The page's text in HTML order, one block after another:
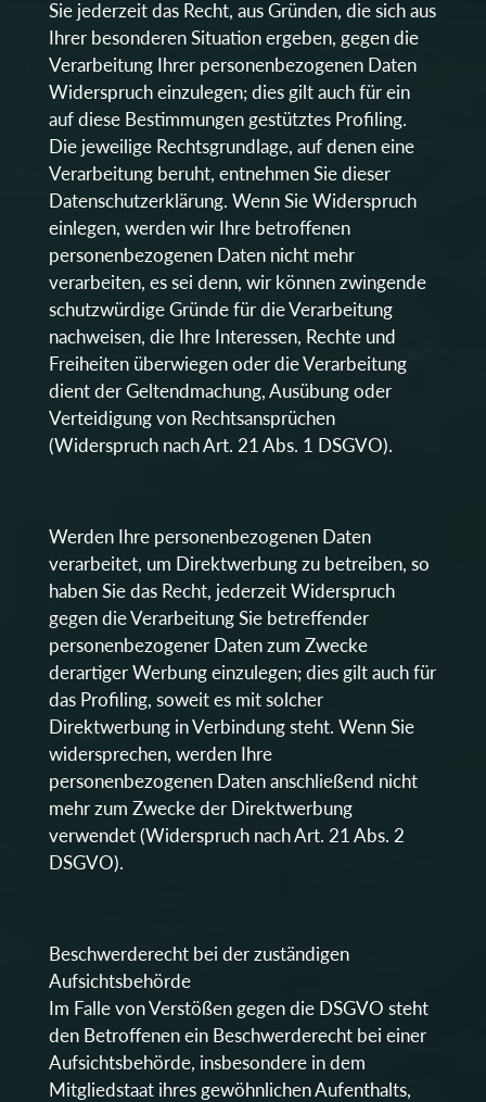
Sie jederzeit das Recht, aus Gründen, die sich aus
Ihrer besonderen Situation ergeben, gegen die
Verarbeitung Ihrer personenbezogenen Daten
Widerspruch einzulegen; dies gilt auch für ein
auf diese Bestimmungen gestütztes Profiling.
Die jeweilige Rechtsgrundlage, auf denen eine
Verarbeitung beruht, entnehmen Sie dieser
Datenschutzerklärung. Wenn Sie Widerspruch
einlegen, werden wir Ihre betroffenen
personenbezogenen Daten nicht mehr
verarbeiten, es sei denn, wir können zwingende
schutzwürdige Gründe für die Verarbeitung
nachweisen, die Ihre Interessen, Rechte und
Freiheiten überwiegen oder die Verarbeitung
dient der Geltendmachung, Ausübung oder
Verteidigung von Rechtsansprüchen
(Widerspruch nach Art. 21 Abs. 1 DSGVO).
Werden Ihre personenbezogenen Daten
verarbeitet, um Direktwerbung zu betreiben, so
haben Sie das Recht, jederzeit Widerspruch
gegen die Verarbeitung Sie betreffender
personenbezogener Daten zum Zwecke
derartiger Werbung einzulegen; dies gilt auch für
das Profiling, soweit es mit solcher
Direktwerbung in Verbindung steht. Wenn Sie
widersprechen, werden Ihre
personenbezogenen Daten anschließend nicht
mehr zum Zwecke der Direktwerbung
verwendet (Widerspruch nach Art. 21 Abs. 2
DSGVO).
Beschwerderecht bei der zuständigen
Aufsichtsbehörde
Im Falle von Verstößen gegen die DSGVO steht
den Betroffenen ein Beschwerderecht bei einer
Aufsichtsbehörde, insbesondere in dem
Mitgliedstaat ihres gewöhnlichen Aufenthalts,